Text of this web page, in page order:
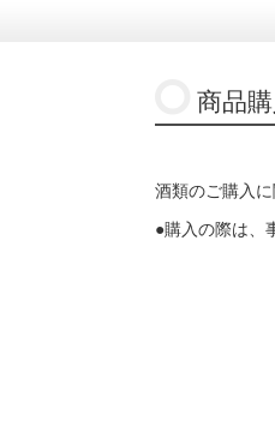
商品
酒類のご購入
●購入の際は、